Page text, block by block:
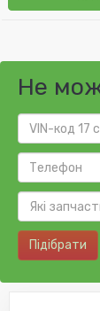
Не
Підібрати